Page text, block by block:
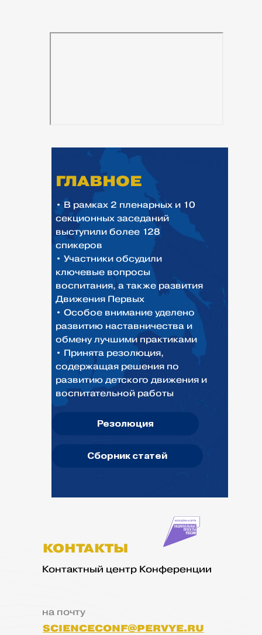
ГЛАВНОЕ
• В рамках 2 пленарных и 10
секционных заседаний
выступили более 128
спикеров
• Участники обсудили
ключевые вопросы
воспитания, а также развития
Движения Первых
• Особое внимание уделено
развитию наставничества и
обмену лучшими практиками
• Принята резолюция,
содержащая решения по
развитию детского движения и
воспитательной работы
Резолюция
Сборник статей
КОНТАКТЫ
Контактный центр Конференции
на почту
SCIENCECONF@PERVYE.RU